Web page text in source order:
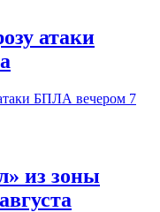
атаки
из зоны